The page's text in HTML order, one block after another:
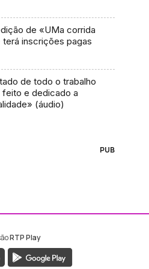
de «UMa corrida
terá inscrições pagas
de todo o trabalho
feito e dedicado a
(áudio)
PUB
RTP Play